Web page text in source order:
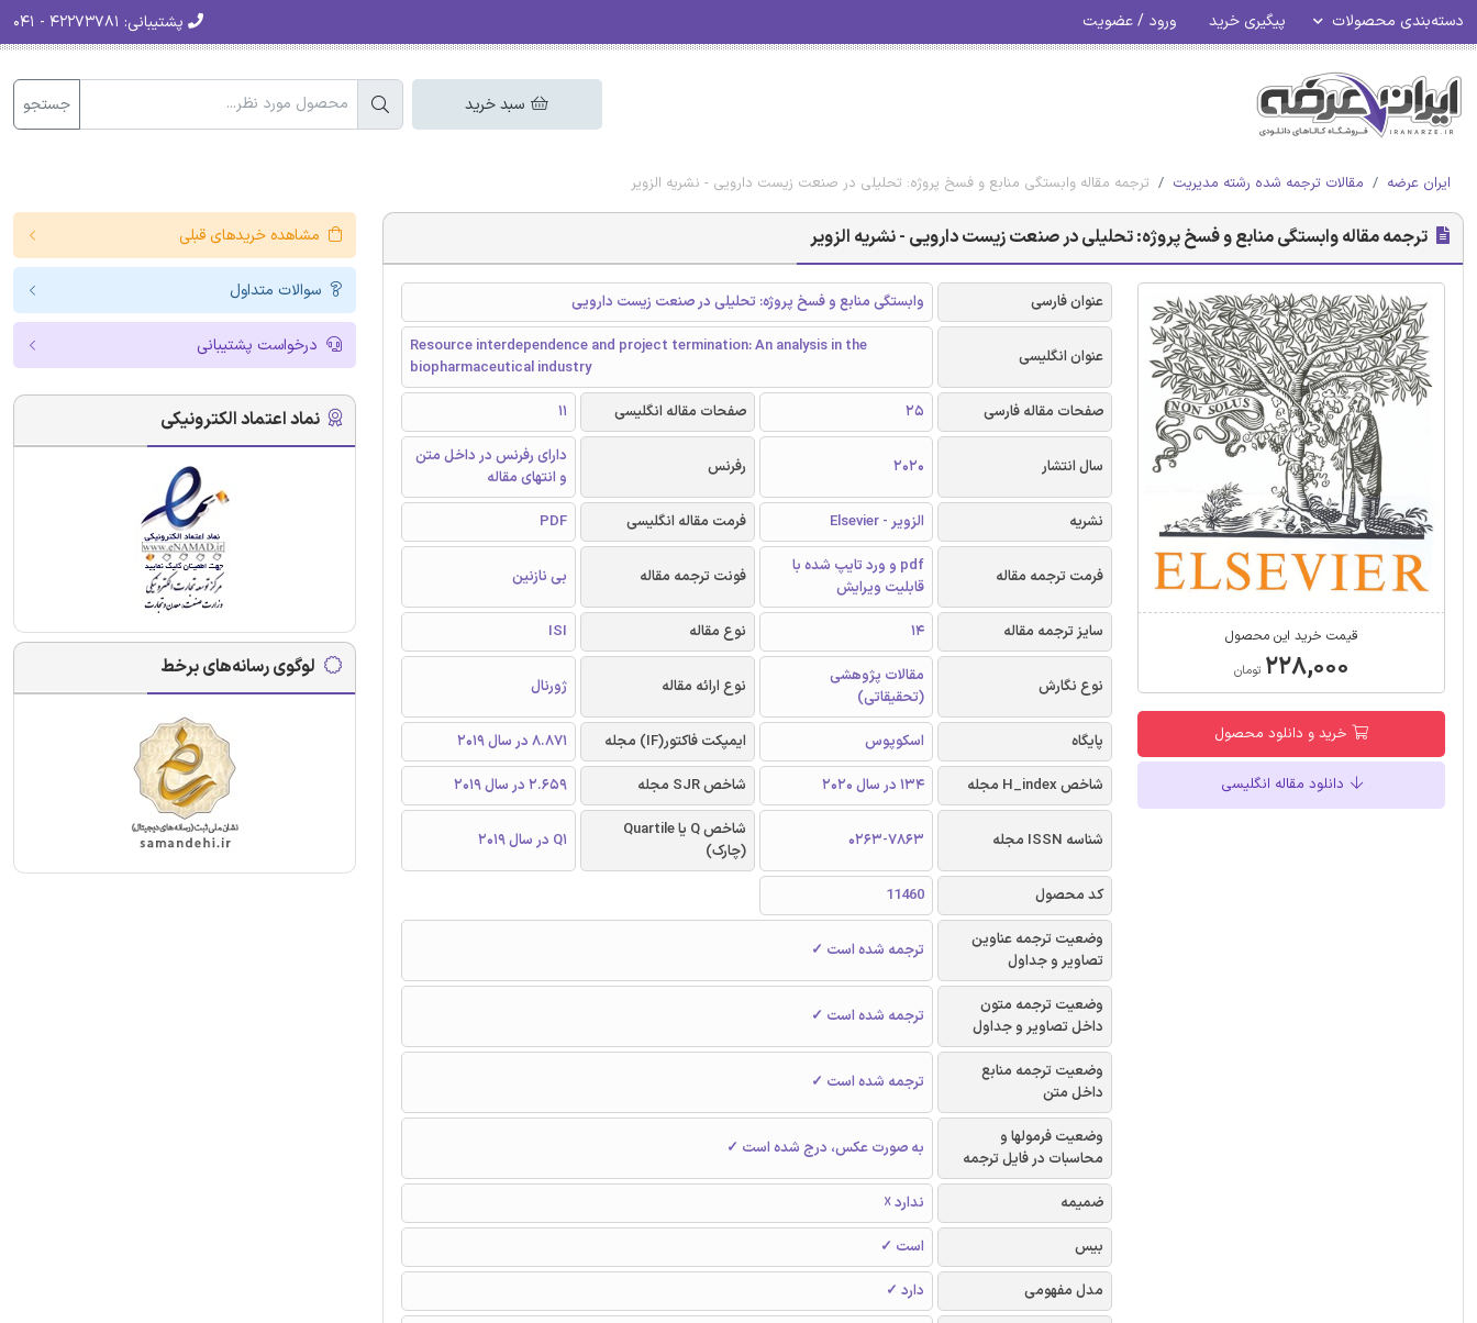
دسته‌بندی محصولات پیگیری خرید ورود / عضویت پشتیبانی:
سبد خرید جستجو
ایران عرضه مقالات ترجمه شده رشته مدیریت ترجمه مقاله وابستگی منابع و فسخ پروژه: تحلیلی در صنعت زیست دارویی - نشریه الزویر
ترجمه مقاله وابستگی منابع و فسخ پروژه: تحلیلی در صنعت زیست دارویی - نشریه الزویر
قیمت خرید این محصول
۲۲۸,۰۰۰ تومان
خرید و دانلود محصول
دانلود مقاله انگلیسی
عنوان فارسی وابستگی منابع و فسخ پروژه: تحلیلی در صنعت زیست دارویی
عنوان انگلیسی
Resource interdependence and project termination: An analysis in the
biopharmaceutical industry
صفحات مقاله فارسی
25 صفحات مقاله انگلیسی 11
سال انتشار 2020 رفرنس
دارای رفرنس در داخل متن
و انتهای مقاله
نشریه
الزویر - Elsevier فرمت مقاله انگلیسی PDF
فرمت ترجمه مقاله
pdf و ورد تایپ شده با
قابلیت ویرایش
فونت ترجمه مقاله بی نازنین
سایز ترجمه مقاله 14 نوع مقاله ISI
نوع نگارش
مقالات پژوهشی
(تحقیقاتی)
نوع ارائه مقاله ژورنال
پایگاه اسکوپوس ایمپکت فاکتور(IF) مجله
8.871 در سال 2019
شاخص H_index مجله
134 در سال 2020 شاخص SJR مجله 2.659 در سال 2019
شناسه ISSN مجله 0263-7863
شاخص Q یا Quartile
(چارک)
Q1 در سال 2019
کد محصول
11460
وضعیت ترجمه عناوین
تصاویر و جداول
ترجمه شده است ✓
وضعیت ترجمه متون
داخل تصاویر و جداول
ترجمه شده است ✓
وضعیت ترجمه منابع
داخل متن
ترجمه شده است ✓
وضعیت فرمولها و
محاسبات در فایل ترجمه
به صورت عکس، درج شده است ✓
ضمیمه
ندارد ☓
بیس
است ✓
مدل مفهومی
دارد ✓
مشاهده خریدهای قبلی
سوالات متداول
درخواست پشتیبانی
نماد اعتماد الکترونیکی
لوگوی رسانه‌های برخط